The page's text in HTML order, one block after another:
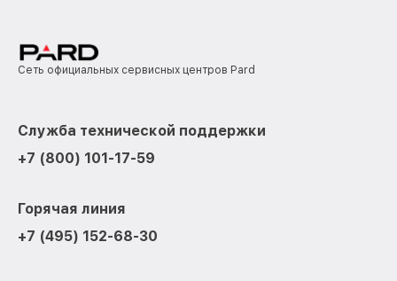
Сеть официальных сервисных центров Pard
Служба технической поддержки
+7 (800) 101-17-59
Горячая линия
+7 (495) 152-68-30